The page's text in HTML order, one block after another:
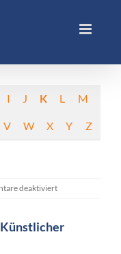
I J K L M
V W X Y Z
deaktiviertfür